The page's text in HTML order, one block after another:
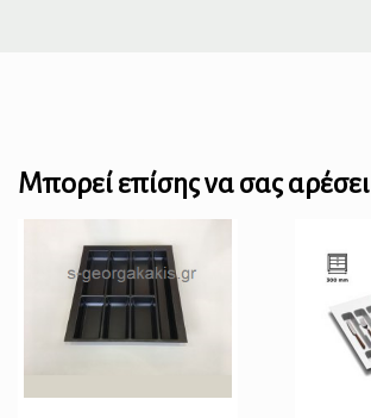
Μπορεί επίσης να σας αρέσει